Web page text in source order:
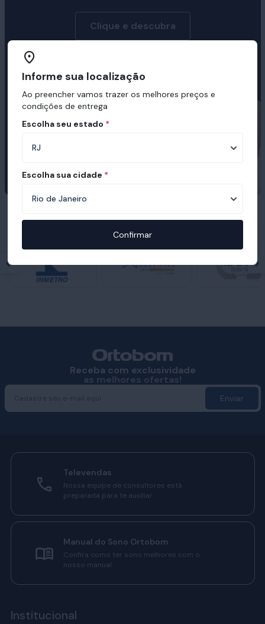
Clique e descubra
Ortobom
Receba com exclusividade
as melhores ofertas!
Enviar
Televendas
Nossa equipe de consultores está
preparada para te auxiliar.
Manual do Sono Ortobom
Confira como ter sono melhores com o
nosso manual.
Institucional
Informe sua localização
Ao preencher vamos trazer os melhores preços e
condições de entrega
Escolha seu estado *
Escolha sua cidade *
Confirmar